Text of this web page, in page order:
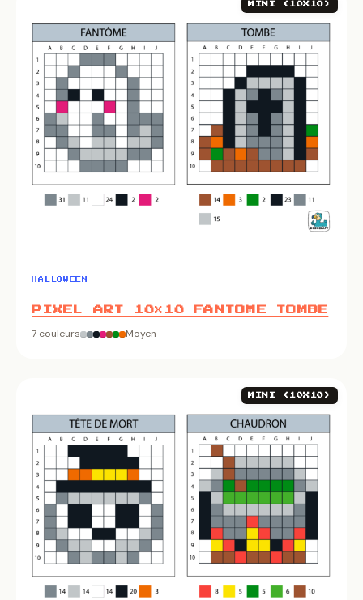
MINI (10X10)
HALLOWEEN
PIXEL ART 10×10 FANTOME TOMBE
7 couleurs Moyen
MINI (10X10)